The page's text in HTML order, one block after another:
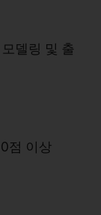
델링 및 출
점 이상